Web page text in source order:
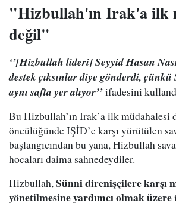
"Hizbullah'ın Irak'a ilk
değil"
‘’[Hizbullah lideri] Seyyid Hasan
destek çıksınlar diye gönderdi,
aynı safta yer alıyor’’ifadesini
Bu Hizbullah’ın Irak’a ilk müdahalesi
öncülüğünde IŞİD’e karşı yürütülen
başlangıcından bu yana, Hizbullah
hocaları daima sahnedeydiler.
Hizbullah,Sünni direnişçilere karşı
yönetilmesine yardımcı olmak üzere